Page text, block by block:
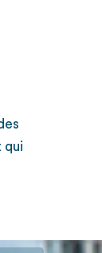
qui